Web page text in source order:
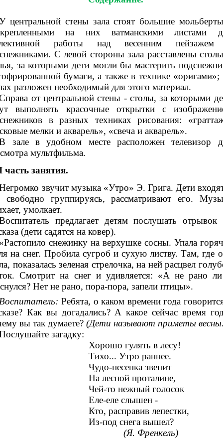
центральной стены зала стоят большие
на них ватманскими листами
работы над весенним
С левой стороны зала расставлены
за которыми дети могли бы мастерить
бумаги, а также в технике «оригами»;
разложен необходимый для этого материал.
от центральной стены - столы, за которыми
выполнять красочные открытки с
в разных техниках рисования:
мелки и акварель», «свеча и акварель».
зале в удобном месте расположен телевизор
мультфильма.
часть занятия.
звучит музыка «Утро» Э. Грига. Дети
свободно группируясь, рассматривают его.
умолкает.
предлагает детям послушать отрывок
(дети садятся на ковер).
снежинку на верхушке сосны. Упала
на снег. Пробила сугроб и сухую листву. Там, где
показалась зеленая стрелочка, на ней расцвел
Смотрит на снег и удивляется: «А не рано
Нет не рано, пора-пора, запели птицы».
Ребята, о каком времени года
Как вы догадались? А какое сейчас время
вы так думаете?(Дети называют приметы
загадку:
Хорошо гулять в лесу!
Тихо... Утро раннее.
Чудо-песенка звенит
На лесной проталине,
Чей-то нежный голосок
Еле-еле слышен -
Кто, расправив лепестки,
Из-под снега вышел?
(Я. Френкель)